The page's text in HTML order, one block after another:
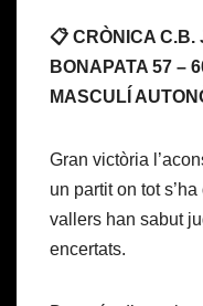
📋 CRÒNICA C.B.
BONAPATA 57 –
MASCULÍ
Gran victòria
un partit on tot
vallers han sabut
encertats.